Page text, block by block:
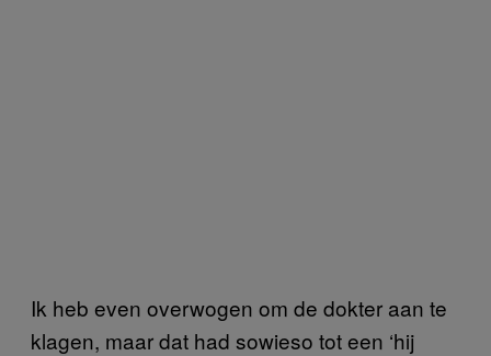
Ik heb even overwogen om de dokter aan te
klagen, maar dat had sowieso tot een ‘hij